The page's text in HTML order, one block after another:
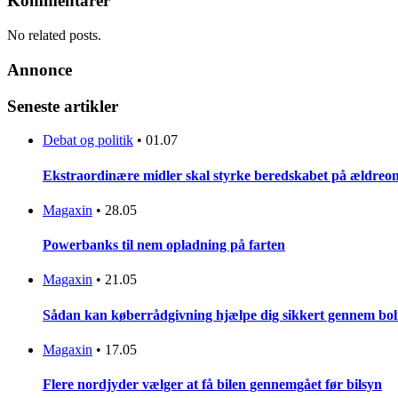
No related posts.
Annonce
Seneste artikler
Debat og politik • 01.07
Ekstraordinære midler skal styrke beredskabet på
Magaxin • 28.05
Powerbanks til nem opladning på farten
Magaxin • 21.05
Sådan kan køberrådgivning hjælpe dig sikkert gennem
Magaxin • 17.05
Flere nordjyder vælger at få bilen gennemgået før bilsyn